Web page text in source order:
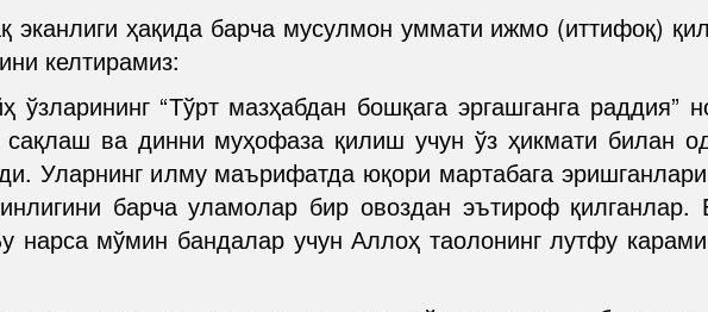
эканлиги ҳақида барча мусулмон уммати ижмо (иттифоқ)
келтирамиз:
“Тўрт мазҳабдан бошқага эргашганга раддия”
ва динни муҳофаза қилиш учун ўз ҳикмати билан
Уларнинг илму маърифатда юқори мартабага
барча уламолар бир овоздан эътироф қилганлар.
нарса мўмин бандалар учун Аллоҳ таолонинг лутфу